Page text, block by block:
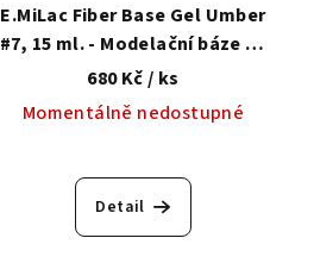
E.MiLac Fiber Base Gel Umber
#7, 15 ml. - Modelační báze se
zpevňujícím syntetickým
vláknem
680 Kč/ ks
Momentálně nedostupné
Detail